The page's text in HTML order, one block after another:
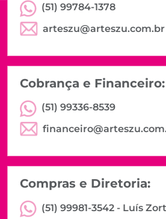
(51) 99784-1378
arteszu@arteszu.com.br
Cobrança e Financeiro:
(51) 99336-8539
Compras e Diretoria:
(51) 99981-3542 - Luís